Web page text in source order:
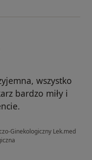
wszystko
bardzo miły i
Ginekologiczny Lek.med